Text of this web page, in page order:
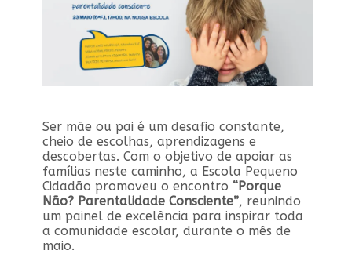
Ser mãe ou pai é um desafio constante,
cheio de escolhas, aprendizagens e
descobertas. Com o objetivo de apoiar as
famílias neste caminho, a Escola Pequeno
Cidadão promoveu o encontro “Porque
Não? Parentalidade Consciente”, reunindo
um painel de excelência para inspirar toda
a comunidade escolar, durante o mês de
maio.